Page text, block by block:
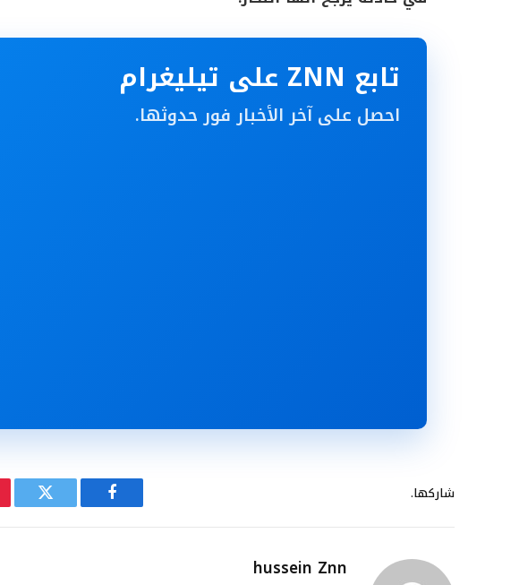
تابع ZNN على تيليغرام
احصل على آخر الأخبار فور حدوثها.
شاركها.
فيسبوك تويتر
hussein Znn